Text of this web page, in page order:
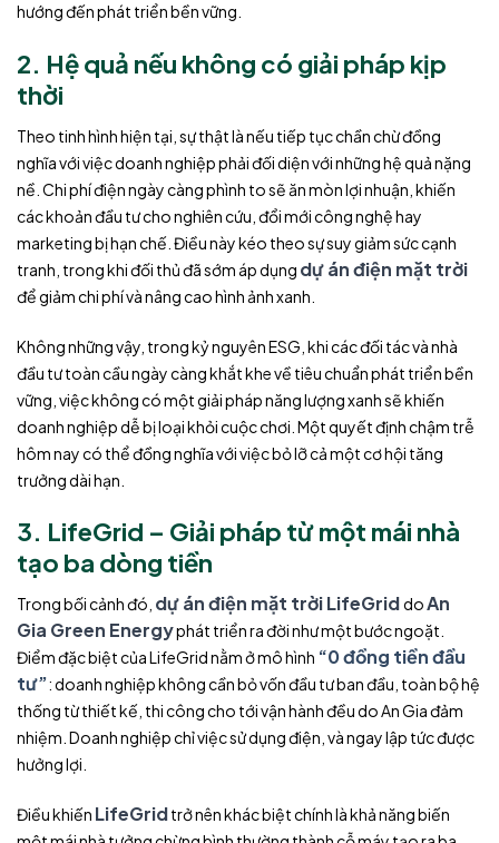
hướng đến phát triển bền vững.
2. Hệ quả nếu không có giải pháp kịp
thời
Theo tinh hình hiện tại, sự thật là nếu tiếp tục chần chừ đồng
nghĩa với việc doanh nghiệp phải đối diện với những hệ quả nặng
nề. Chi phí điện ngày càng phình to sẽ ăn mòn lợi nhuận, khiến
các khoản đầu tư cho nghiên cứu, đổi mới công nghệ hay
marketing bị hạn chế. Điều này kéo theo sự suy giảm sức cạnh
tranh, trong khi đối thủ đã sớm áp dụng dự án điện mặt trời
để giảm chi phí và nâng cao hình ảnh xanh.
Không những vậy, trong kỷ nguyên ESG, khi các đối tác và nhà
đầu tư toàn cầu ngày càng khắt khe về tiêu chuẩn phát triển bền
vững, việc không có một giải pháp năng lượng xanh sẽ khiến
doanh nghiệp dễ bị loại khỏi cuộc chơi. Một quyết định chậm trễ
hôm nay có thể đồng nghĩa với việc bỏ lỡ cả một cơ hội tăng
trưởng dài hạn.
3. LifeGrid – Giải pháp từ một mái nhà
tạo ba dòng tiền
Trong bối cảnh đó, dự án điện mặt trời LifeGriddoAn
Gia Green Energyphát triển ra đời như một bước ngoặt.
Điểm đặc biệt của LifeGrid nằm ở mô hình “0 đồng tiền đầu
tư”: doanh nghiệp không cần bỏ vốn đầu tư ban đầu, toàn bộ hệ
thống từ thiết kế, thi công cho tới vận hành đều do An Gia đảm
nhiệm. Doanh nghiệp chỉ việc sử dụng điện, và ngay lập tức được
hưởng lợi.
Điều khiến LifeGridtrở nên khác biệt chính là khả năng biến